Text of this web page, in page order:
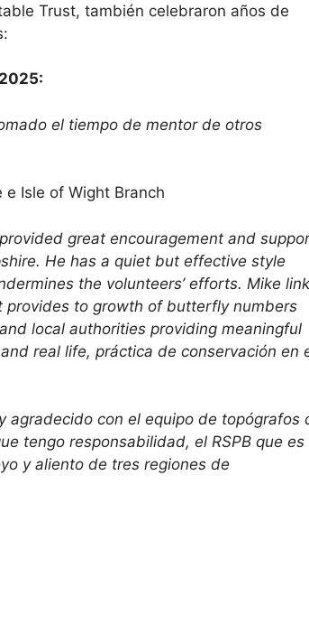
Trust, también celebraron años de
el tiempo de mentor de otros
Isle of Wight Branch
great encouragement and
He has a quiet but effective style
the volunteers’ efforts. Mike
to growth of butterfly numbers
local authorities providing meaningful
real life, práctica de conservación en
agradecido con el equipo de topógrafos
tengo responsabilidad, el RSPB que es
y aliento de tres regiones de